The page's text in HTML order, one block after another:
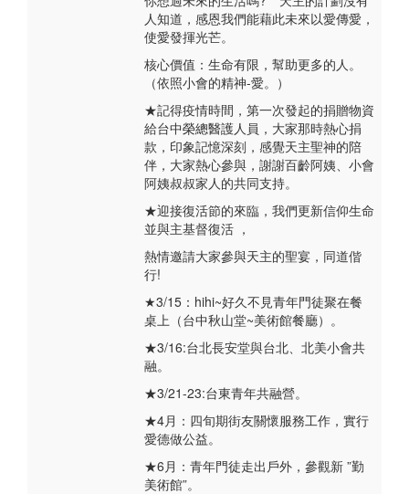
人知道，感恩我們能藉此未來以愛傳愛，
使愛發揮光芒。
核心價值：生命有限，幫助更多的人。
（依照小會的精神-愛。）
★記得疫情時間，第一次發起的捐贈物資
給台中榮總醫護人員，大家那時熱心捐
款，印象記憶深刻，感覺天主聖神的陪
伴，大家熱心參與，謝謝百齡阿姨、小會
阿姨叔叔家人的共同支持。
★迎接復活節的來臨，我們更新信仰生命
並與主基督復活 ，
熱情邀請大家參與天主的聖宴，同道偕
行!
★3/15：hihi~好久不見青年門徒聚在餐
桌上（台中秋山堂~美術館餐廳）。
★3/16:台北長安堂與台北、北美小會共
融。
★3/21-23:台東青年共融營。
★4月：四旬期街友關懷服務工作，實行
愛德做公益。
★6月：青年門徒走出戶外，參觀新 ”勤
美術館”。